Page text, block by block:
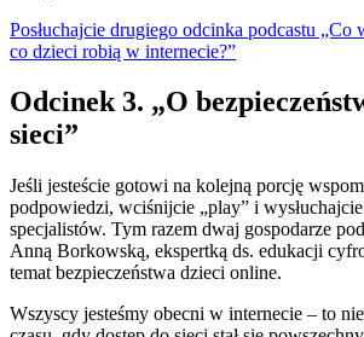
Posłuchajcie drugiego odcinka podcastu „Co
co dzieci robią w internecie?”
Odcinek 3. „O
sieci”
Jeśli jesteście gotowi na kolejną porcję
podpowiedzi, wciśnijcie „play” i wysłuchajcie
specjalistów. Tym razem dwaj gospodarze
Anną Borkowską, ekspertką ds. edukacji
temat bezpieczeństwa dzieci online.
Wszyscy jesteśmy obecni w internecie – to